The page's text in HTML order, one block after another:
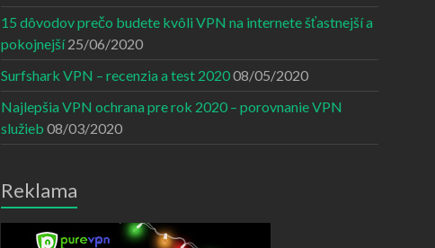
15 dôvodov prečo budete kvôli VPN na internete šťastnejší a
pokojnejší 25/06/2020
Surfshark VPN – recenzia a test 202008/05/2020
Najlepšia VPN ochrana pre rok 2020 – porovnanie VPN
služieb 08/03/2020
Reklama